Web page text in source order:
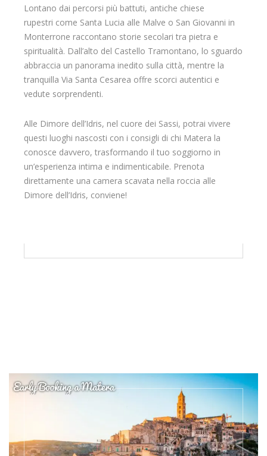
Lontano dai percorsi più battuti, antiche chiese
rupestri come Santa Lucia alle Malve o San Giovanni in
Monterrone raccontano storie secolari tra pietra e
spiritualità. Dall’alto del Castello Tramontano, lo sguardo
abbraccia un panorama inedito sulla città, mentre la
tranquilla Via Santa Cesarea offre scorci autentici e
vedute sorprendenti.
Alle Dimore dell’Idris, nel cuore dei Sassi, potrai vivere
questi luoghi nascosti con i consigli di chi Matera la
conosce davvero, trasformando il tuo soggiorno in
un’esperienza intima e indimenticabile. Prenota
direttamente una camera scavata nella roccia alle
Dimore dell’Idris, conviene!